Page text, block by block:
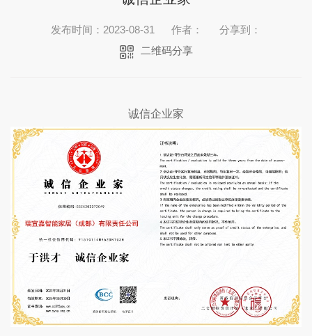
发布时间：2023-08-31 作者：
分享到：
二维码分享
诚信企业家